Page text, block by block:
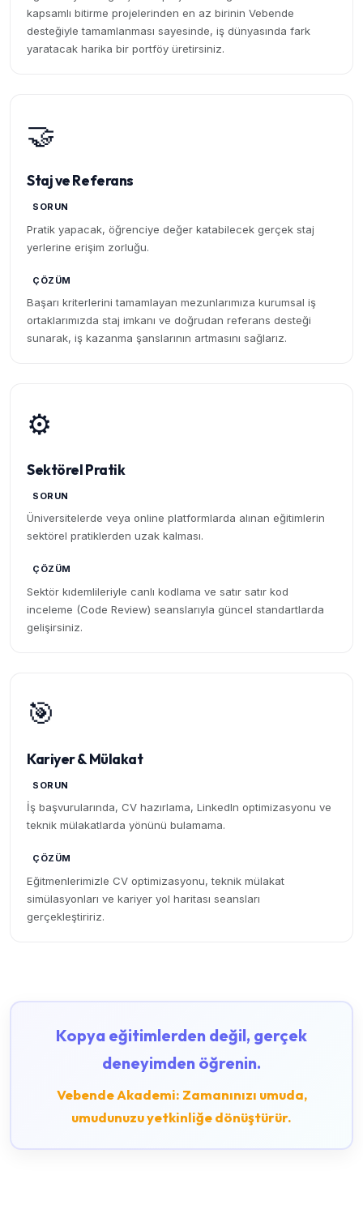
kapsamlı bitirme projelerinden en az birinin Vebende
desteğiyle tamamlanması sayesinde, iş dünyasında fark
yaratacak harika bir portföy üretirsiniz.
🤝
Staj ve Referans
SORUN
Pratik yapacak, öğrenciye değer katabilecek gerçek staj
yerlerine erişim zorluğu.
ÇÖZÜM
Başarı kriterlerini tamamlayan mezunlarımıza kurumsal iş
ortaklarımızda staj imkanı ve doğrudan referans desteği
sunarak, iş kazanma şanslarının artmasını sağlarız.
⚙️
Sektörel Pratik
SORUN
Üniversitelerde veya online platformlarda alınan eğitimlerin
sektörel pratiklerden uzak kalması.
ÇÖZÜM
Sektör kıdemlileriyle canlı kodlama ve satır satır kod
inceleme (Code Review) seanslarıyla güncel standartlarda
gelişirsiniz.
🎯
Kariyer & Mülakat
SORUN
İş başvurularında, CV hazırlama, LinkedIn optimizasyonu ve
teknik mülakatlarda yönünü bulamama.
ÇÖZÜM
Eğitmenlerimizle CV optimizasyonu, teknik mülakat
simülasyonları ve kariyer yol haritası seansları
gerçekleştiririz.
Kopya eğitimlerden değil, gerçek
deneyimden öğrenin.
Vebende Akademi: Zamanınızı umuda,
umudunuzu yetkinliğe dönüştürür.